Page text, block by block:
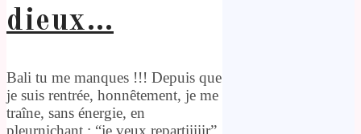
dieux…
Bali tu me manques !!! Depuis que
je suis rentrée, honnêtement, je me
traîne, sans énergie, en
pleurnichant : “je veux repartiiiiir”.